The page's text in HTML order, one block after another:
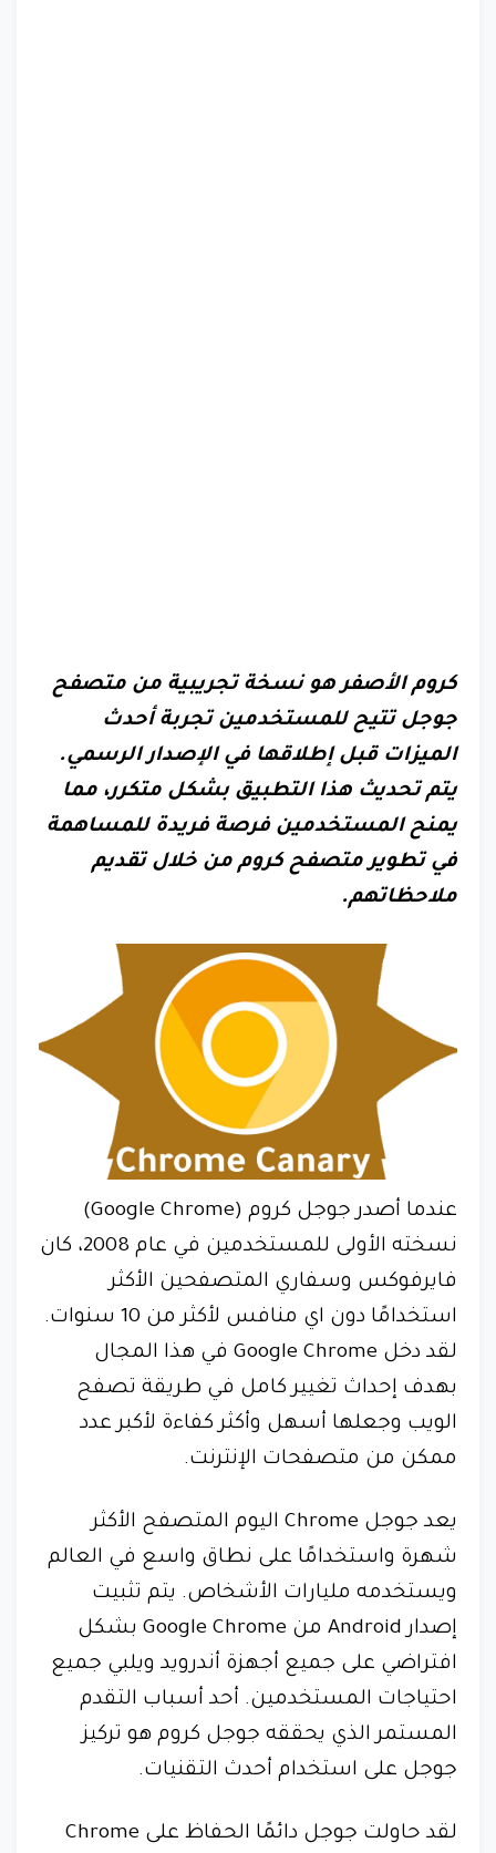
كروم الأصفر هو نسخة تجريبية من متصفح
جوجل تتيح للمستخدمين تجربة أحدث
الميزات قبل إطلاقها في الإصدار الرسمي.
يتم تحديث هذا التطبيق بشكل متكرر، مما
يمنح المستخدمين فرصة فريدة للمساهمة
في تطوير متصفح كروم من خلال تقديم
ملاحظاتهم.
عندما أصدر جوجل كروم (Google Chrome)
نسخته الأولى للمستخدمين في عام 2008، كان
فايرفوكس وسفاري المتصفحين الأكثر
استخدامًا دون اي منافس لأكثر من 10 سنوات.
لقد دخل Google Chrome في هذا المجال
بهدف إحداث تغيير كامل في طريقة تصفح
الويب وجعلها أسهل وأكثر كفاءة لأكبر عدد
ممكن من متصفحات الإنترنت.
يعد جوجل Chrome اليوم المتصفح الأكثر
شهرة واستخدامًا على نطاق واسع في العالم
ويستخدمه مليارات الأشخاص. يتم تثبيت
إصدار Android من Google Chrome بشكل
افتراضي على جميع أجهزة أندرويد ويلبي جميع
احتياجات المستخدمين. أحد أسباب التقدم
المستمر الذي يحققه جوجل كروم هو تركيز
جوجل على استخدام أحدث التقنيات.
لقد حاولت جوجل دائمًا الحفاظ على Chrome